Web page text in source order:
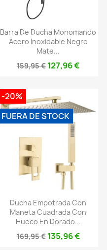
Barra De Ducha Monomando
Acero Inoxidable Negro
Mate...
159,95 € 127,96 €
Ducha Empotrada Con
Maneta Cuadrada Con
Hueco En Dorado...
169,95 € 135,96 €
-20%
FUERA DE STOCK